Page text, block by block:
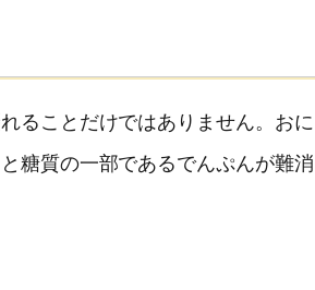
ることだけではありません。おに
糖質の一部であるでんぷんが難消